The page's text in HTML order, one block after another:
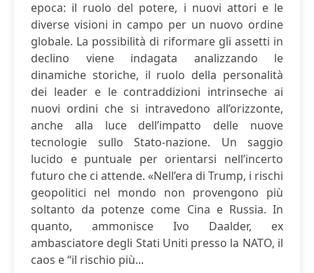
epoca: il ruolo del potere, i nuovi attori e le
diverse visioni in campo per un nuovo ordine
globale. La possibilità di riformare gli assetti in
declino viene indagata analizzando le
dinamiche storiche, il ruolo della personalità
dei leader e le contraddizioni intrinseche ai
nuovi ordini che si intravedono all’orizzonte,
anche alla luce dell’impatto delle nuove
tecnologie sullo Stato-nazione. Un saggio
lucido e puntuale per orientarsi nell’incerto
futuro che ci attende. «Nell’era di Trump, i rischi
geopolitici nel mondo non provengono più
soltanto da potenze come Cina e Russia. In
quanto, ammonisce Ivo Daalder, ex
ambasciatore degli Stati Uniti presso la NATO, il
caos e “il rischio più...